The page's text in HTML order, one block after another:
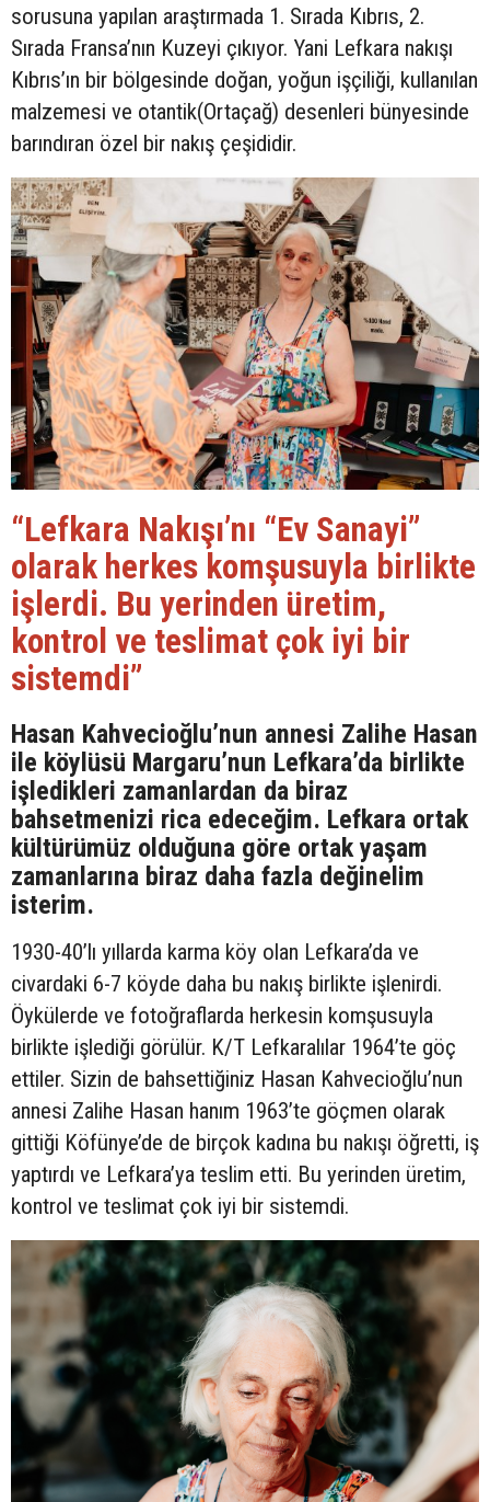
sorusuna yapılan araştırmada 1. Sırada Kıbrıs, 2.
Sırada Fransa’nın Kuzeyi çıkıyor. Yani Lefkara nakışı
Kıbrıs’ın bir bölgesinde doğan, yoğun işçiliği, kullanılan
malzemesi ve otantik(Ortaçağ) desenleri bünyesinde
barındıran özel bir nakış çeşididir.
“Lefkara Nakışı’nı “Ev Sanayi”
olarak herkes komşusuyla birlikte
işlerdi. Bu yerinden üretim,
kontrol ve teslimat çok iyi bir
sistemdi”
Hasan Kahvecioğlu’nun annesi Zalihe Hasan
ile köylüsü Margaru’nun Lefkara’da birlikte
işledikleri zamanlardan da biraz
bahsetmenizi rica edeceğim. Lefkara ortak
kültürümüz olduğuna göre ortak yaşam
zamanlarına biraz daha fazla değinelim
isterim.
1930-40’lı yıllarda karma köy olan Lefkara’da ve
civardaki 6-7 köyde daha bu nakış birlikte işlenirdi.
Öykülerde ve fotoğraflarda herkesin komşusuyla
birlikte işlediği görülür. K/T Lefkaralılar 1964’te göç
ettiler. Sizin de bahsettiğiniz Hasan Kahvecioğlu’nun
annesi Zalihe Hasan hanım 1963’te göçmen olarak
gittiği Köfünye’de de birçok kadına bu nakışı öğretti, iş
yaptırdı ve Lefkara’ya teslim etti. Bu yerinden üretim,
kontrol ve teslimat çok iyi bir sistemdi.